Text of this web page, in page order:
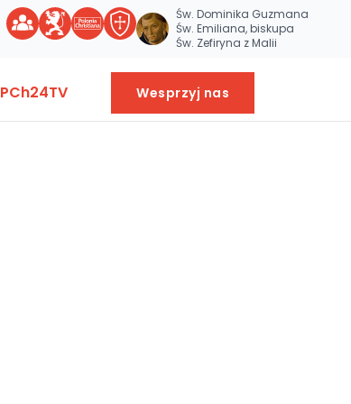
Św. Dominika Guzmana
Św. Emiliana, biskupa
Św. Zefiryna z Malii
PCh24TV Wesprzyj nas